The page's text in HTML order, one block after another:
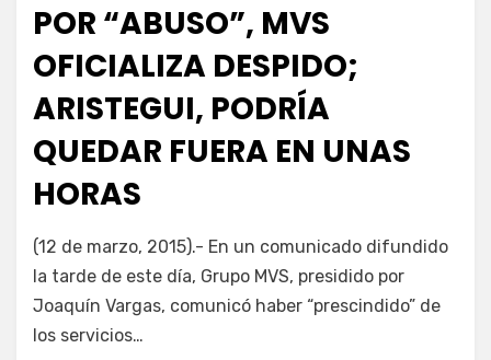
POR “ABUSO”, MVS
OFICIALIZA DESPIDO;
ARISTEGUI, PODRÍA
QUEDAR FUERA EN UNAS
HORAS
por
(12 de marzo, 2015).- En un comunicado difundido
la tarde de este día, Grupo MVS, presidido por
Joaquín Vargas, comunicó haber “prescindido” de
los servicios…